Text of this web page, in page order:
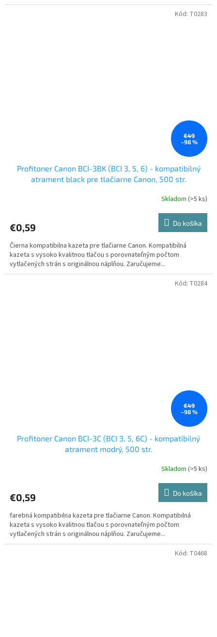
€49
–98 %
Profitoner Canon BCI-3BK (BCI 3, 5, 6) - kompatibilný
atrament black pre tlačiarne Canon, 500 str.
Skladom (>5 ks)
€0,59 Do košíka
Čierna kompatibilna kazeta pre tlačiarne Canon. Kompatibilná
kazeta s vysoko kvalitnou tlačou s porovnateľným počtom
vytlačených strán s originálnou náplňou. Zaručujeme...
Kód: T0283
€49
–98 %
Profitoner Canon BCI-3C (BCI 3, 5, 6C) - kompatibilný
atrament modrý, 500 str.
Skladom (>5 ks)
€0,59 Do košíka
farebná kompatibilna kazeta pre tlačiarne Canon. Kompatibilná
kazeta s vysoko kvalitnou tlačou s porovnateľným počtom
vytlačených strán s originálnou náplňou. Zaručujeme...
Kód: T0284
Kód: T0468